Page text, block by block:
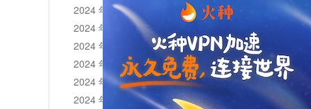
2024 年 6 月
2024 年 5 月
2024 年 4 月
2024 年 3 月
2024 年 2 月
2024 年 1 月